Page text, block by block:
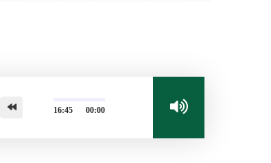
00:00
16:45